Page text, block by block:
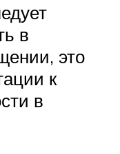
в
это
к
в